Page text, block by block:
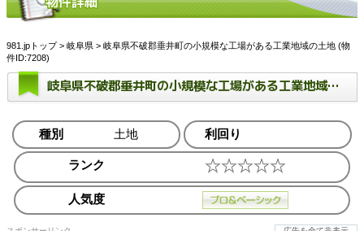
981.jpトップ> 岐阜県 > 岐阜県不破郡垂井町の小規模な工場がある工業地域の土地 (物
件ID:7208)
岐阜県不破郡垂井町の小規模な工場がある工業地域の土地
種別 土地 利回り
ランク
人気度